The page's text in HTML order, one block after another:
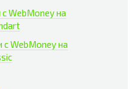
WebMoney на
с WebMoney на